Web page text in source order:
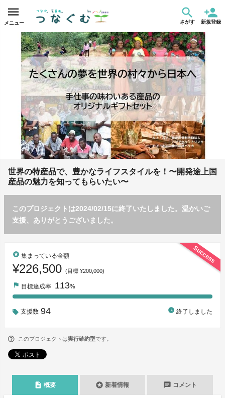
メニュー さがす 新規登録
世界の特産品で、豊かなライフスタイルを！〜開発途上国
産品の魅力を知ってもらいたい〜
このプロジェクトは2024/02/15に終了いたしました。温かいご
支援、ありがとうございました。
Success
stars 集まっている金額
¥226,500 (目標 ¥200,000)
flag 目標達成率 113%
支援数 94 watch_later 終了しました
このプロジェクトは実行確約型です。
description 概要 stars 新着情報 chat コメント